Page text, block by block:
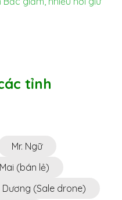
tỉnh
Mr. Ngữ
(bán lẻ)
Dương (Sale drone)